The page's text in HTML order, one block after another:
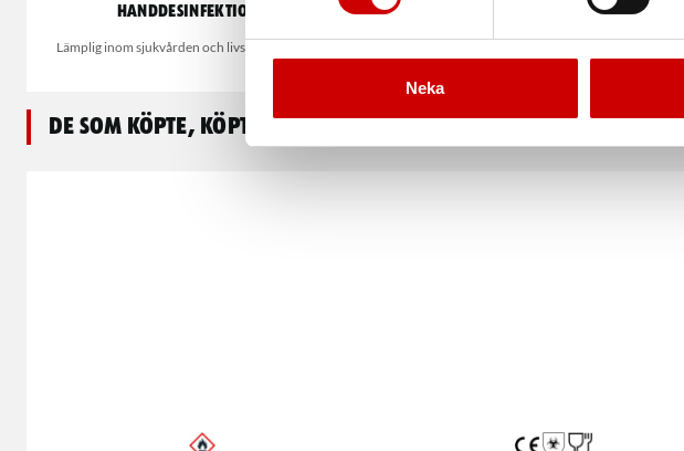
Neka
Handdesinfektion gel
Lämplig inom sjukvården och livsmedelsbranschen
Handdesinfektion Ekofekt, pump
och livsmedelsbranschen
De som köpte, köpte även